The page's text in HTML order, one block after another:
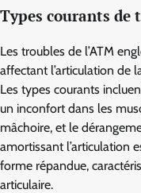
Types courants de
Les troubles de l’ATM
affectant l’articulation de
Les types courants
un inconfort dans les
mâchoire, et le
amortissant l’articulation
forme répandue,
articulaire.